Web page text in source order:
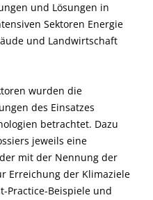
und Lösungen in
Sektoren Energie
und Landwirtschaft
wurden die
des Einsatzes
betrachtet. Dazu
jeweils eine
mit der Nennung der
Erreichung der Klimaziele
Practice-Beispiele und